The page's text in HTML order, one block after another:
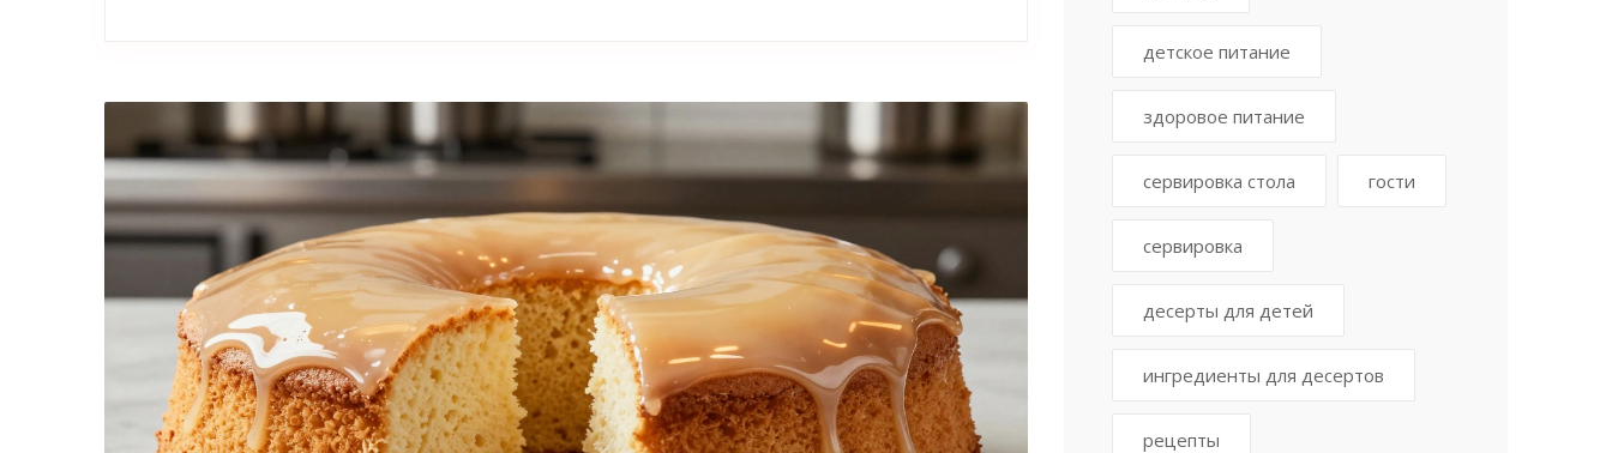
детское питание
здоровое питание
сервировка стола гости
сервировка
десерты для детей
ингредиенты для десертов
рецепты